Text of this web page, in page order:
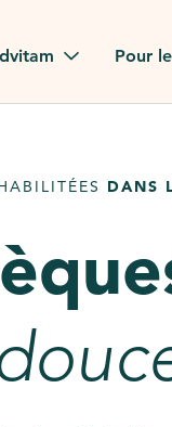
dans la presse
notre FAQ
Pour
DANS